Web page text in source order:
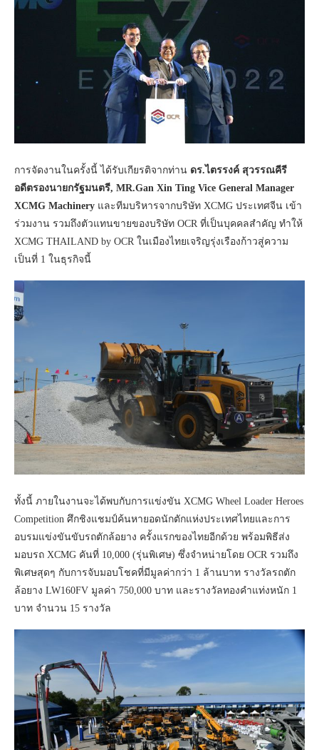
การจัดงานในครั้งนี้ ได้รับเกียรติจากท่าน ดร.ไตรรงค์ สุวรรณคีรี
อดีตรองนายกรัฐมนตรี, MR.Gan Xin Ting Vice General Manager
XCMG Machinery และทีมบริหารจากบริษัท XCMG ประเทศจีน เข้า
ร่วมงาน รวมถึงตัวแทนขายของบริษัท OCR ที่เป็นบุคคลสำคัญ ทำให้
XCMG THAILAND by OCR ในเมืองไทยเจริญรุ่งเรืองก้าวสู่ความ
เป็นที่ 1 ในธุรกิจนี้
ทั้งนี้ ภายในงานจะได้พบกับการแข่งขัน XCMG Wheel Loader Heroes
Competition ศึกชิงแชมป์ค้นหายอดนักตักแห่งประเทศไทยและการ
อบรมแข่งขันขับรถตักล้อยาง ครั้งแรกของไทยอีกด้วย พร้อมพิธีส่ง
มอบรถ XCMG คันที่ 10,000 (รุ่นพิเศษ) ซึ่งจำหน่ายโดย OCR รวมถึง
พิเศษสุดๆ กับการจับมอบโชคที่มีมูลค่ากว่า 1 ล้านบาท รางวัลรถตัก
ล้อยาง LW160FV มูลค่า 750,000 บาท และรางวัลทองคำแท่งหนัก 1
บาท จำนวน 15 รางวัล